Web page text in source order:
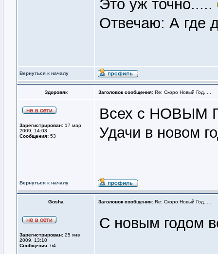
Это уж точно.....
Отвечаю: А где
Вернуться к началу
Здоровяк Заголовок сообщения: Re: Скоро Новый Год.....
Зарегистрирован: 17 мар
2009, 14:03
Сообщения: 53
Всех с НОВЫМ
Удачи в новом
Вернуться к началу
Gosha Заголовок сообщения: Re: Скоро Новый Год.....
Зарегистрирован: 25 янв
2009, 13:10
Сообщения: 64
С новым годом